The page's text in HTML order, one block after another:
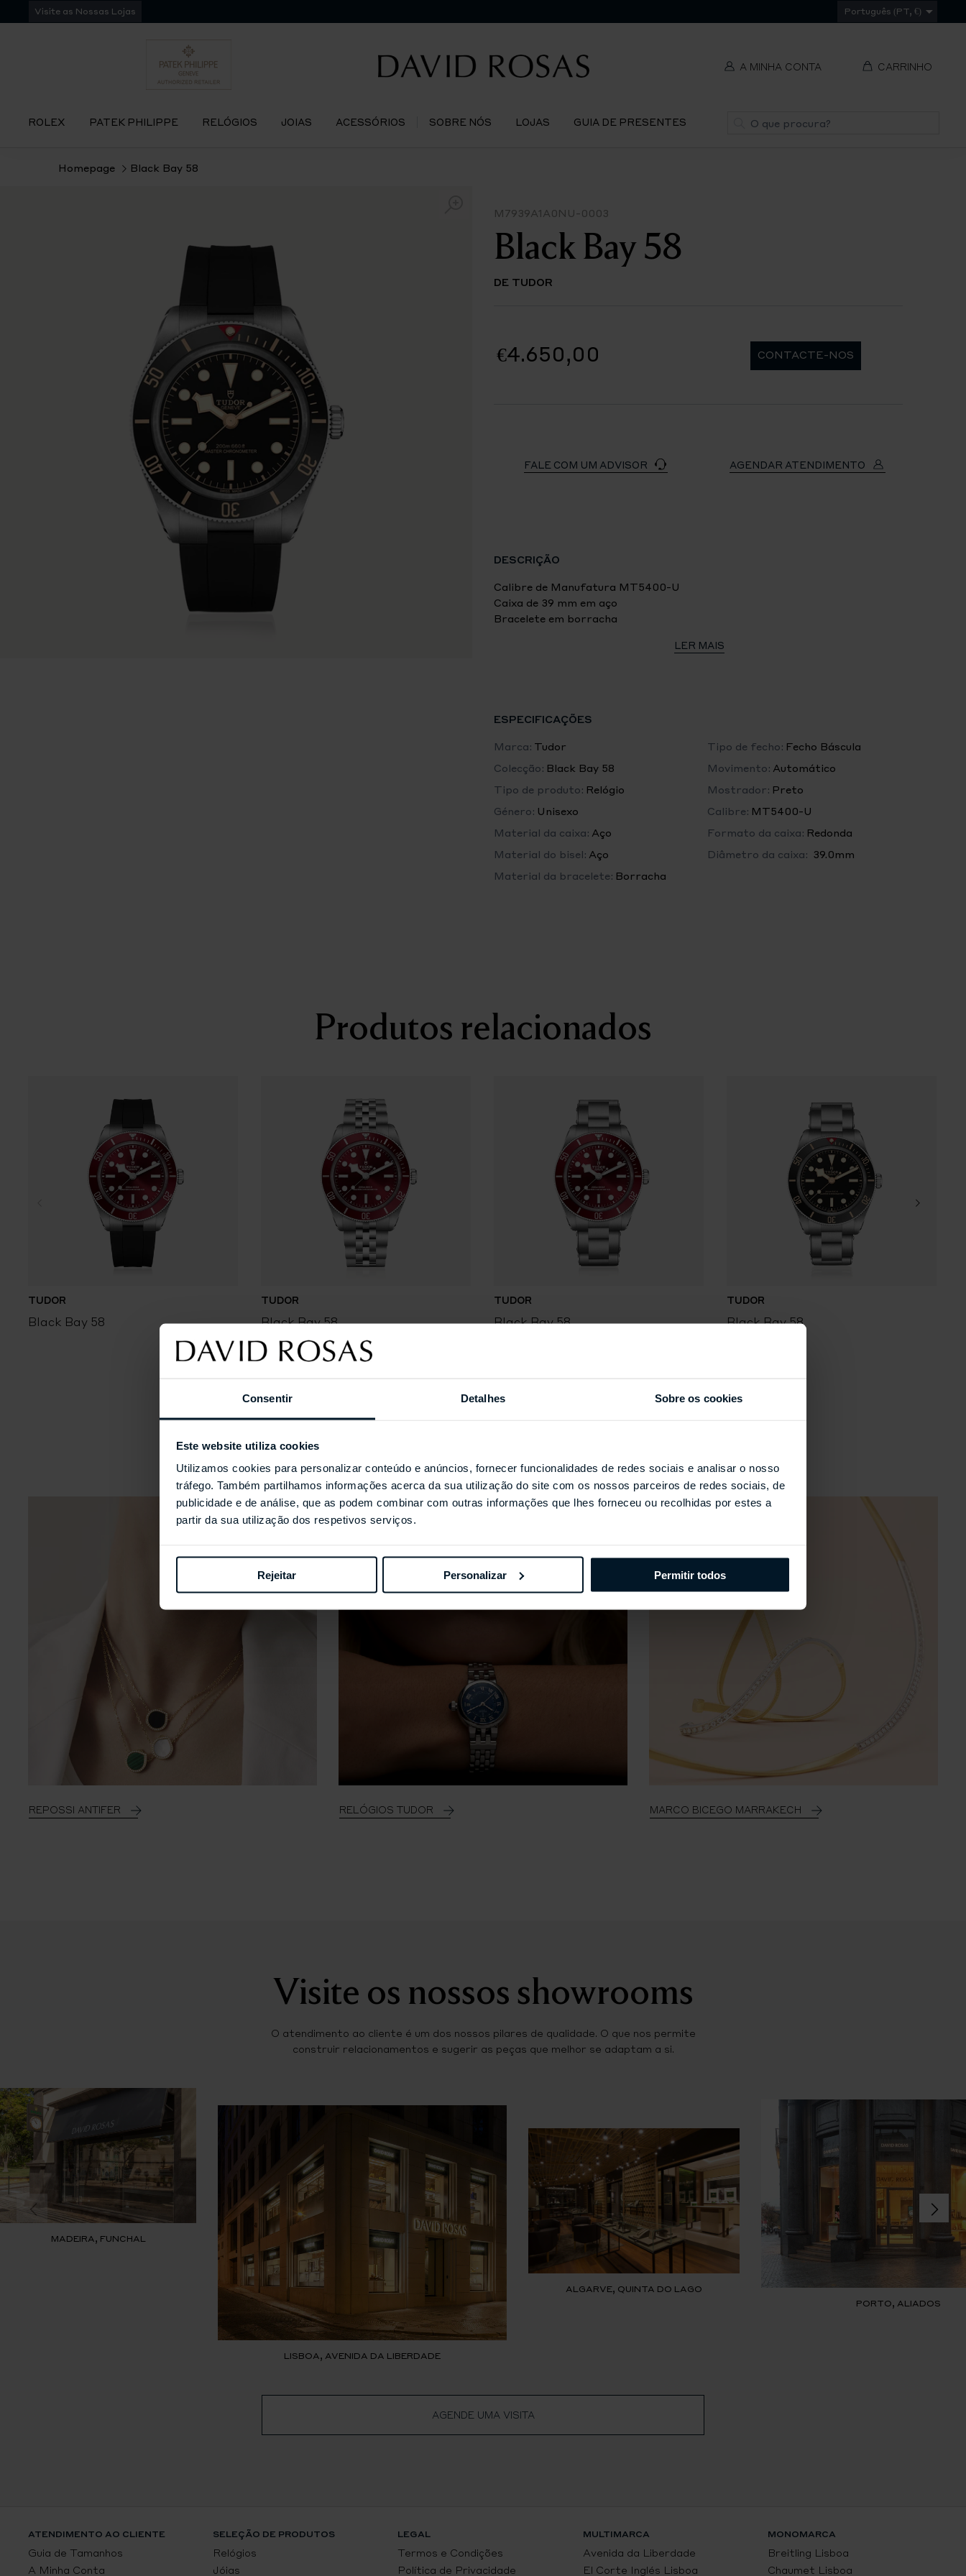
Consentir Detalhes Sobre os cookies
Este website utiliza cookies
Utilizamos cookies para personalizar conteúdo e anúncios, fornecer funcionalidades de redes sociais e analisar o nosso
tráfego. Também partilhamos informações acerca da sua utilização do site com os nossos parceiros de redes sociais, de
publicidade e de análise, que as podem combinar com outras informações que lhes forneceu ou recolhidas por estes a
partir da sua utilização dos respetivos serviços.
Rejeitar Personalizar Permitir todos
para
Visite as Nossas Lojas Português (PT, €)
A MINHA CONTA CARRINHO
ROLEX PATEK PHILIPPE RELÓGIOS JOIAS ACESSÓRIOS SOBRE NÓS LOJAS GUIA DE PRESENTES Pesquisa
Homepage Black Bay 58
M7939A1A0NU-0003
Black Bay 58
DE TUDOR
€4.650,00 CONTACTE-NOS
FALE COM UM ADVISOR AGENDAR ATENDIMENTO
DESCRIÇÃO
Calibre de Manufatura MT5400-U
Caixa de 39 mm em aço
Bracelete em borracha
Caixa
Caixa de 39 mm em aço inoxidável com acabamento polido e acetinado
Espessura da caixa: 11.7 mm
Calibre de Manufatura MT5400-U (certificação COSC e METAS)
Movimento mecânico de corda automática com sistema de rotor bidirecional
Luneta
Preto mate, côncavo, com marcadores de horas aplicados
Vidro de safira côncavo
Bracelete em borracha com fecho TUDOR “T-fit”
LER MAIS
ESPECIFICAÇÕES
Marca: Tudor
Colecção: Black Bay 58
Tipo de produto: Relógio
Género: Unisexo
Material da caixa: Aço
Material do bisel: Aço
Material da bracelete: Borracha
Tipo de fecho: Fecho Báscula
Movimento: Automático
Mostrador: Preto
Calibre: MT5400-U
Formato da caixa: Redonda
Diâmetro da caixa: 39.0mm
Produtos relacionados
TUDOR
Black Bay 58
TUDOR
Black Bay 58
TUDOR
Black Bay 58
TUDOR
Black Bay 58
Coleções Selecionadas
REPOSSI ANTIFER RELÓGIOS TUDOR MARCO BICEGO MARRAKECH
Visite os nossos showrooms
O atendimento ao cliente é um dos nossos pilares de qualidade. O que nos permite
construir relacionamentos e sugerir as peças que melhor se adaptam a si.
MADEIRA, FUNCHAL
LISBOA, AVENIDA DA LIBERDADE
ALGARVE, QUINTA DO LAGO
PORTO, ALIADOS
AGENDE UMA VISITA
ATENDIMENTO AO CLIENTE
Guia de Tamanhos
A Minha Conta
SELEÇÃO DE PRODUTOS
Relógios
Jóias
LEGAL
Termos e Condições
Política de Privacidade
MULTIMARCA
Avenida da Liberdade
El Corte Inglés Lisboa
MONOMARCA
Breitling Lisboa
Chaumet Lisboa